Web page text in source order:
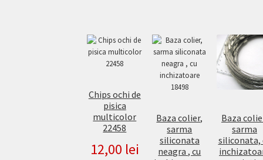
Chips ochi de
pisica
multicolor
22458
12,00 lei
Baza colier,
sarma
siliconata
neagra , cu
Baza
sarma
siliconata,